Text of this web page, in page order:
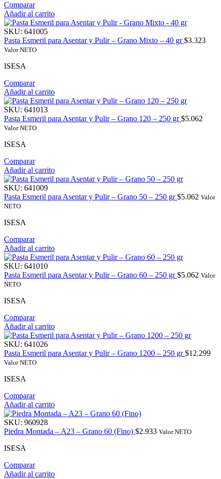
Comparar
Añadir al carrito
SKU: 641005
Pasta Esmeril para Asentar y Pulir – Grano Mixto – 40 gr$3.323
Valor NETO
ISESA
Comparar
Añadir al carrito
SKU: 641013
Pasta Esmeril para Asentar y Pulir – Grano 120 – 250 gr$5.062
Valor NETO
ISESA
Comparar
Añadir al carrito
SKU: 641009
Pasta Esmeril para Asentar y Pulir – Grano 50 – 250 gr$5.062 Valor
NETO
ISESA
Comparar
Añadir al carrito
SKU: 641010
Pasta Esmeril para Asentar y Pulir – Grano 60 – 250 gr$5.062 Valor
NETO
ISESA
Comparar
Añadir al carrito
SKU: 641026
Pasta Esmeril para Asentar y Pulir – Grano 1200 – 250 gr$12.299
Valor NETO
ISESA
Comparar
Añadir al carrito
SKU: 960928
Piedra Montada – A23 – Grano 60 (Fino) $2.933 Valor NETO
ISESA
Comparar
Añadir al carrito